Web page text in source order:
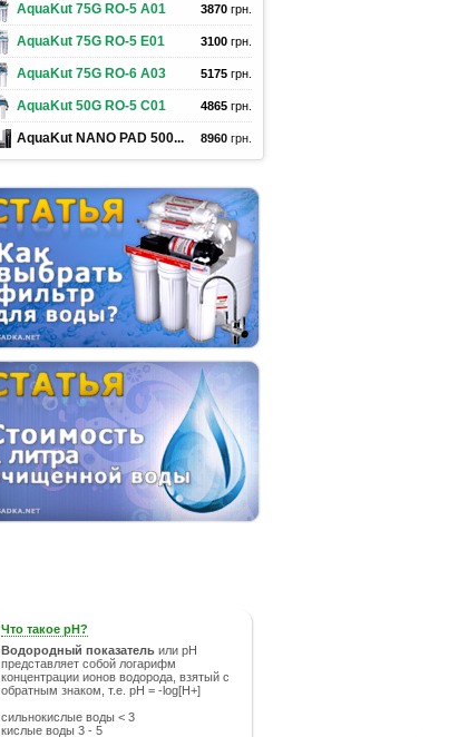
AquaKut 75G RO-5 A01 3870 грн.
AquaKut 75G RO-5 E01 3100 грн.
AquaKut 75G RO-6 A03 5175 грн.
AquaKut 50G RO-5 C01 4865 грн.
AquaKut NANO PAD 500... 8960 грн.
Что такое рН?
Водородный показатель или рН
представляет собой логарифм
концентрации ионов водорода, взятый с
обратным знаком, т.е. pH = -log[H+]
сильнокислые воды < 3
кислые воды 3 - 5